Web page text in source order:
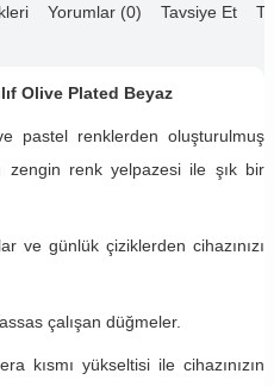
Yorumlar (0) Tavsiye Et
Olive Plated Beyaz
pastel renklerden oluşturulmuş
zengin renk yelpazesi ile şık bir
ve günlük çiziklerden cihazınızı
çalışan düğmeler.
kısmı yükseltisi ile cihazınızın